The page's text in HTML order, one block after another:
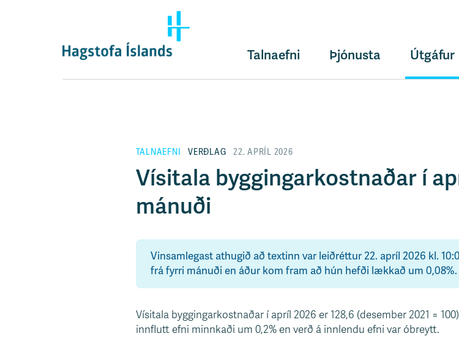
Talnaefni Þjónusta Útgáfur
TALNAEFNI VERÐLAG 22. APRÍL 2026
Vísitala byggingarkostnaðar í
mánuði
Vinsamlegast athugið að textinn var leiðréttur 22. apríl 2026 kl.
frá fyrri mánuði en áður kom fram að hún hefði lækkað um 0,08%.
Vísitala byggingarkostnaðar í apríl 2026 er 128,6 (desember 2021 =
innflutt efni minnkaði um 0,2% en verð á innlendu efni var óbreytt.